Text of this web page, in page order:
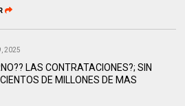
2025
LAS CONTRATACIONES?; SIN
DE MILLONES DE MAS